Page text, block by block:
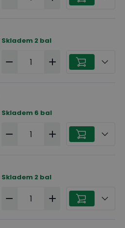
Skladem 2 bal
Skladem 6 bal
Skladem 2 bal